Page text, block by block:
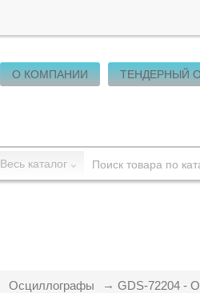
О КОМПАНИИ ТЕНДЕРНЫЙ
Весь каталог
Осциллографы GDS-72204 -